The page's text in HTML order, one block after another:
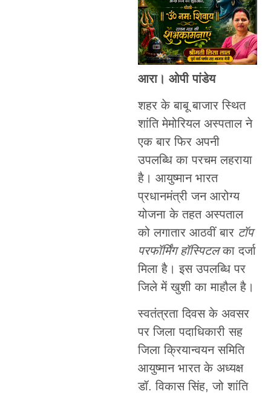
आरा। ओपी पांडेय
शहर के बाबू बाजार स्थित
शांति मेमोरियल अस्पताल ने
एक बार फिर अपनी
उपलब्धि का परचम लहराया
है। आयुष्मान भारत
प्रधानमंत्री जन आरोग्य
योजना के तहत अस्पताल
को लगातार आठवीं बार टॉप
परफॉर्मिंग हॉस्पिटलका दर्जा
मिला है। इस उपलब्धि पर
जिले में खुशी का माहौल है।
स्वतंत्रता दिवस के अवसर
पर जिला पदाधिकारी सह
जिला क्रियान्वयन समिति
आयुष्मान भारत के अध्यक्ष
डॉ. विकास सिंह, जो शांति